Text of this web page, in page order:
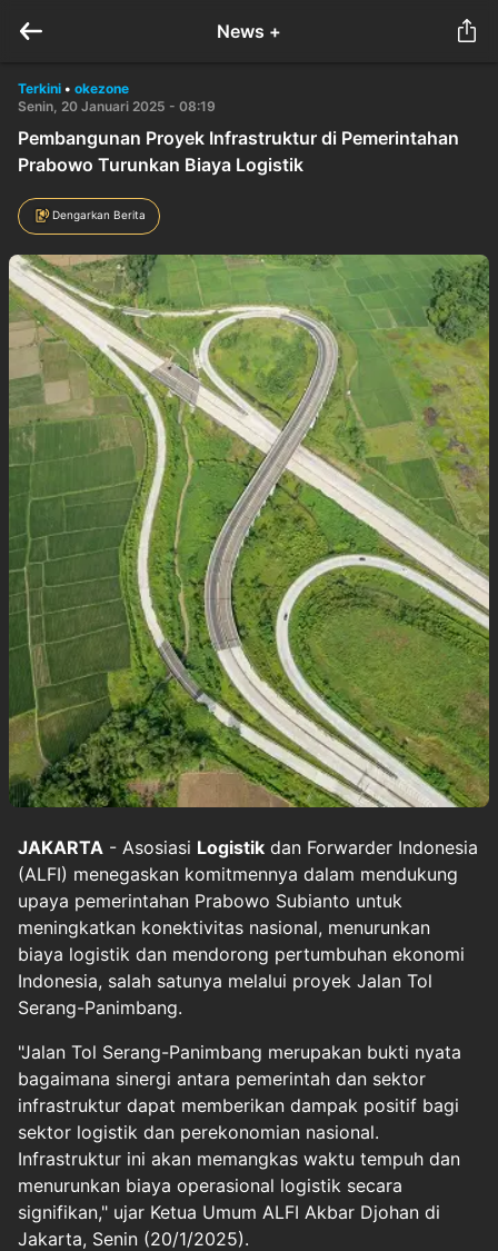
News +
Terkini • okezone
Senin, 20 Januari 2025 - 08:19
Pembangunan Proyek Infrastruktur di Pemerintahan
Prabowo Turunkan Biaya Logistik
Dengarkan Berita
JAKARTA - Asosiasi Logistik dan Forwarder Indonesia
(ALFI) menegaskan komitmennya dalam mendukung
upaya pemerintahan Prabowo Subianto untuk
meningkatkan konektivitas nasional, menurunkan
biaya logistik dan mendorong pertumbuhan ekonomi
Indonesia, salah satunya melalui proyek Jalan Tol
Serang-Panimbang.
"Jalan Tol Serang-Panimbang merupakan bukti nyata
bagaimana sinergi antara pemerintah dan sektor
infrastruktur dapat memberikan dampak positif bagi
sektor logistik dan perekonomian nasional.
Infrastruktur ini akan memangkas waktu tempuh dan
menurunkan biaya operasional logistik secara
signifikan," ujar Ketua Umum ALFI Akbar Djohan di
Jakarta, Senin (20/1/2025).